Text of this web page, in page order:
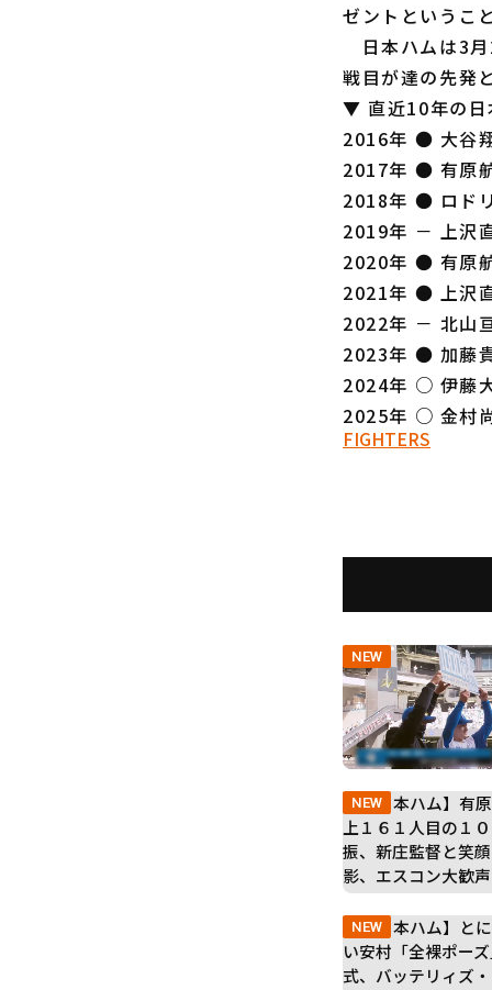
ゼントというこ
日本ハムは3
戦目が達の先発
▼ 直近10年の日
2016年 ● 大谷
2017年 ● 有原
2018年 ● ロド
2019年 － 上沢
2020年 ● 有原
2021年 ● 上沢
2022年 － 北山
2023年 ● 加藤
2024年 ○ 伊藤
2025年 ○ 金村
FIGHTERS
NEW
NEW
NEW